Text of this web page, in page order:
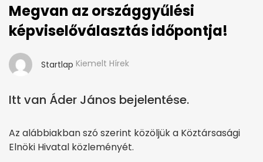
Megvan az országgyűlési
képviselőválasztás időpontja!
Startlap Kiemelt Hírek
Itt van Áder János bejelentése.
Az alábbiakban szó szerint közöljük a Köztársasági
Elnöki Hivatal közleményét.